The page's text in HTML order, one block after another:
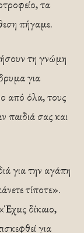
τα
πήγαμε.
τη γνώμη
για
από όλα, τους
παιδιά σας και
για την αγάπη
τίποτε».
δίκαιο,
για